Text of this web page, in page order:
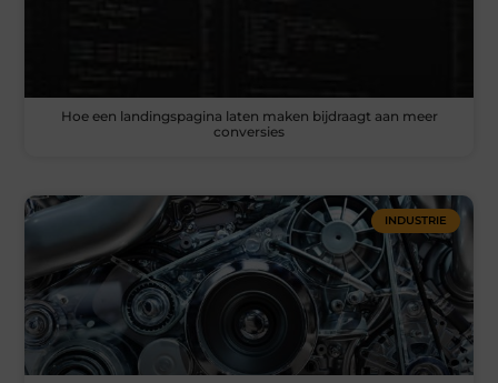
Hoe een landingspagina laten maken bijdraagt aan meer
conversies
INDUSTRIE